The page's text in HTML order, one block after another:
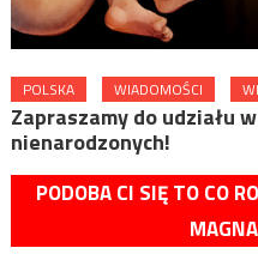
POLSKA WIADOMOŚCI
Zapraszamy do udziału
nienarodzonych!
PODOBA CI SIĘ TO CO